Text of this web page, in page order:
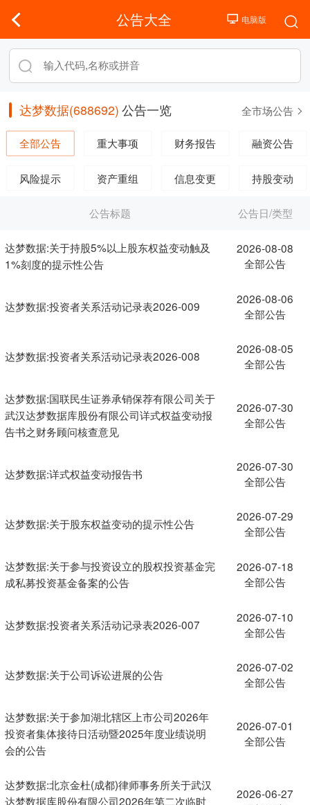
公告大全
达梦数据(688692) 公告一览 全市场公告
全部公告 重大事项 财务报告 融资公告
风险提示 资产重组 信息变更 持股变动
公告标题 公告日/类型
达梦数据:关于持股5%以上股东权益变动触及
1%刻度的提示性公告
2026-08-08
全部公告
达梦数据:投资者关系活动记录表2026-009
2026-08-06
全部公告
达梦数据:投资者关系活动记录表2026-008
2026-08-05
全部公告
达梦数据:国联民生证券承销保荐有限公司关于
武汉达梦数据库股份有限公司详式权益变动报
告书之财务顾问核查意见
2026-07-30
全部公告
达梦数据:详式权益变动报告书
2026-07-30
全部公告
达梦数据:关于股东权益变动的提示性公告
2026-07-29
全部公告
达梦数据:关于参与投资设立的股权投资基金完
成私募投资基金备案的公告
2026-07-18
全部公告
达梦数据:投资者关系活动记录表2026-007
2026-07-10
全部公告
达梦数据:关于公司诉讼进展的公告
2026-07-02
全部公告
达梦数据:关于参加湖北辖区上市公司2026年
投资者集体接待日活动暨2025年度业绩说明
会的公告
2026-07-01
全部公告
达梦数据:北京金杜(成都)律师事务所关于武汉
达梦数据库股份有限公司2026年第二次临时
2026-06-27